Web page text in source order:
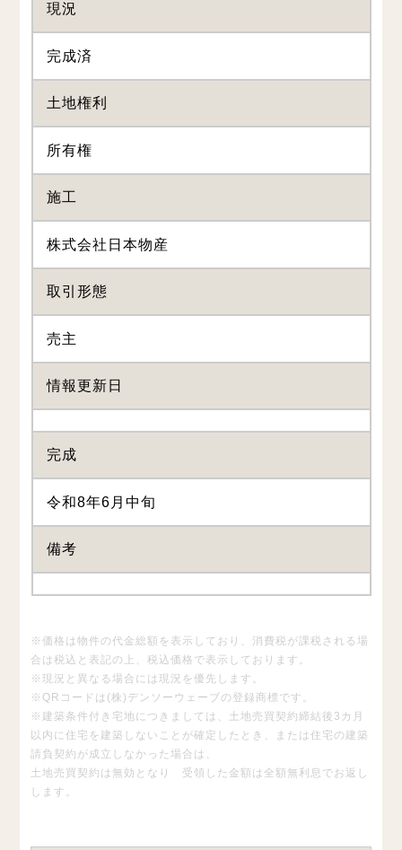
現況
完成済
土地権利
所有権
施工
株式会社日本物産
取引形態
売主
情報更新日
完成
令和8年6月中旬
備考
※価格は物件の代金総額を表示しており、消費税が課税される場
合は税込と表記の上、税込価格で表示しております。
※現況と異なる場合には現況を優先します。
※QRコードは(株)デンソーウェーブの登録商標です。
※建築条件付き宅地につきましては、土地売買契約締結後3カ月
以内に住宅を建築しないことが確定したとき、または住宅の建築
請負契約が成立しなかった場合は、
土地売買契約は無効となり 受領した金額は全額無利息でお返し
します。